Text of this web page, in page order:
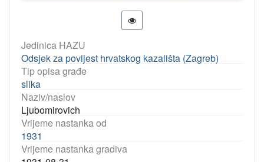
Jedinica HAZU
Odsjek za povijest hrvatskog kazališta (Zagreb)
Tip opisa građe
slika
Naziv/naslov
Ljubomirovich
Vrijeme nastanka od
1931
Vrijeme nastanka gradiva